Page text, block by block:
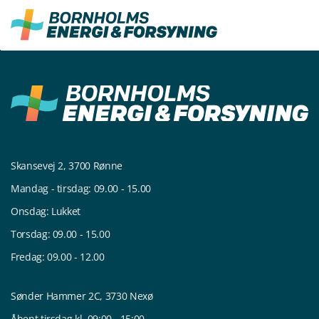
Fortsæt
indhold
Skansevej 2, 3700 Rønne
Mandag - tirsdag: 09.00 - 15.00
Onsdag: Lukket
Torsdag: 09.00 - 15.00
Fredag: 09.00 - 12.00
Sønder Hammer 2C, 3730 Nexø